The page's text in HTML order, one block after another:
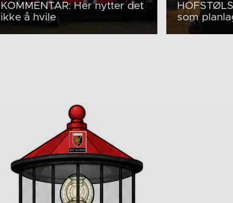
KOMMENTAR: Her nytter det
ikke å hvile
som